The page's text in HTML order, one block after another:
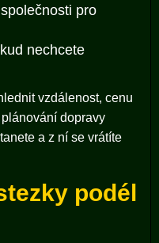
pro
nechcete
vzdálenost, cenu
dopravy
a z ní se vrátíte
podél